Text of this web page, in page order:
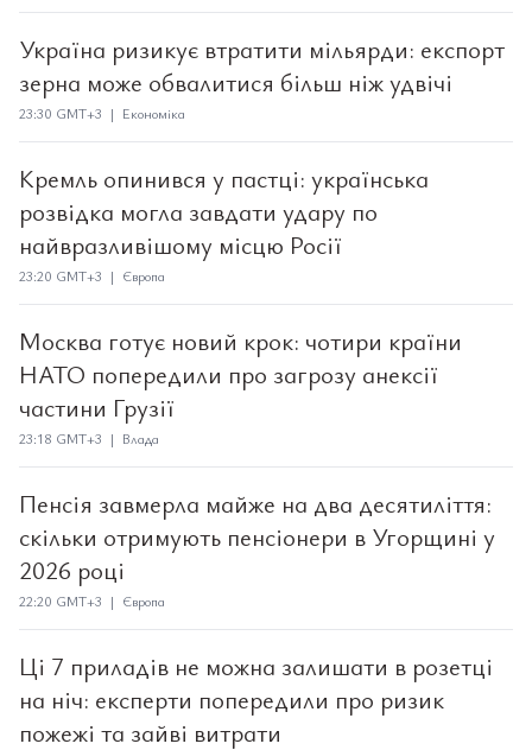
Україна ризикує втратити мільярди: експорт
зерна може обвалитися більш ніж удвічі
23:30 GMT+3 | Економіка
Кремль опинився у пастці: українська
розвідка могла завдати удару по
найвразливішому місцю Росії
23:20 GMT+3 | Європа
Москва готує новий крок: чотири країни
НАТО попередили про загрозу анексії
частини Грузії
23:18 GMT+3 | Влада
Пенсія завмерла майже на два десятиліття:
скільки отримують пенсіонери в Угорщині у
2026 році
22:20 GMT+3 | Європа
Ці 7 приладів не можна залишати в розетці
на ніч: експерти попередили про ризик
пожежі та зайві витрати